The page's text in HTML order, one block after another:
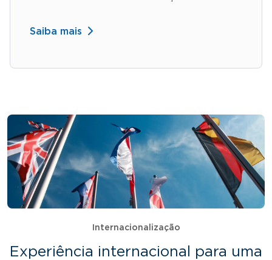
Saiba mais
Internacionalização
Experiência internacional para uma